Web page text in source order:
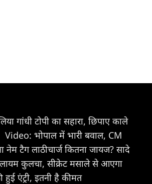
गांधी टोपी का सहारा, छिपाए काले
Video: भोपाल में भारी बवाल, CM
नेम टैग लाठीचार्ज कितना जायज? सादे
कुलचा, सीक्रेट मसाले से आएगा
एंट्री, इतनी है कीमत